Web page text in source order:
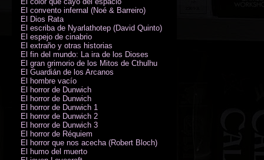
El convento infernal (Noé & Barreiro)
El Dios Rata
El escriba de Nyarlathotep (David Quinto)
El espejo de cinabrio
El extraño y otras historias
El fin del mundo: La ira de los Dioses
El gran grimorio de los Mitos de Cthulhu
El Guardián de los Arcanos
El hombre vacío
El horror de Dunwich
El horror de Dunwich
El horror de Dunwich 1
El horror de Dunwich 2
El horror de Dunwich 3
El horror de Réquiem
El horror que nos acecha (Robert Bloch)
El humo del muerto